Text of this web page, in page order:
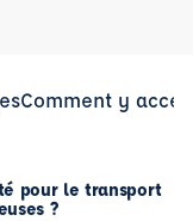
Comment y
pour le transport
?